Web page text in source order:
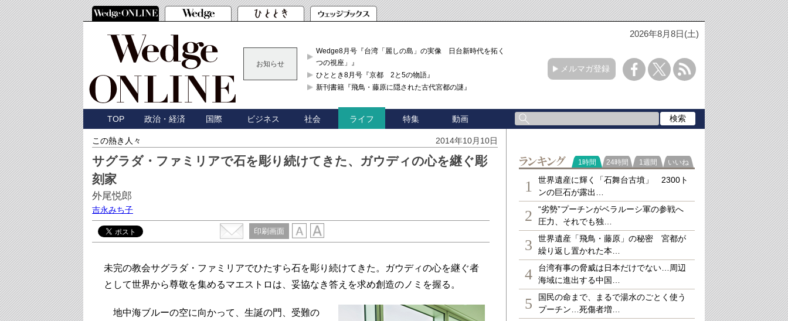
2026年8月8日(土)
お知らせ
Wedge8月号『台湾「麗しの島」の実像 日台新時代を拓く「3
つの視座」』
ひととき8月号『京都 2と5の物語』
新刊書籍『飛鳥・藤原に隠された古代宮都の謎』
メルマガ登録
TOP 政治・経済 国際 ビジネス 社会 ライフ 特集 動画
この熱き人々 2014年10月10日
サグラダ・ファミリアで石を彫り続けてきた、ガウディの心を継ぐ彫
刻家
外尾悦郎
吉永みち子
印刷画面
未完の教会サグラダ・ファミリアでひたすら石を彫り続けてきた。ガウディの心を継ぐ者
として世界から尊敬を集めるマエストロは、妥協なき答えを求め創造のノミを握る。
地中海ブルーの空に向かって、生誕の門、受難の
ランキング
1時間 24時間 1週間 いいね
1
世界遺産に輝く「石舞台古墳」 2300ト
ンの巨石が露出…
2
“劣勢”プーチンがベラルーシ軍の参戦へ
圧力、それでも独…
3
世界遺産「飛鳥・藤原」の秘密 宮都が
繰り返し置かれた本…
4
台湾有事の脅威は日本だけでない…周辺
海域に進出する中国…
5
国民の命まで、まるで湯水のごとく使う
プーチン…死傷者増…